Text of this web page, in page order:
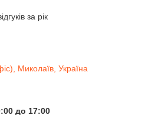
за рік
Миколаїв, Україна
до 17:00